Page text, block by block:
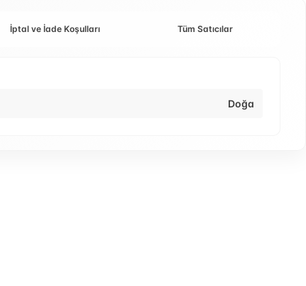
İptal ve İade Koşulları Tüm Satıcılar
Doğa